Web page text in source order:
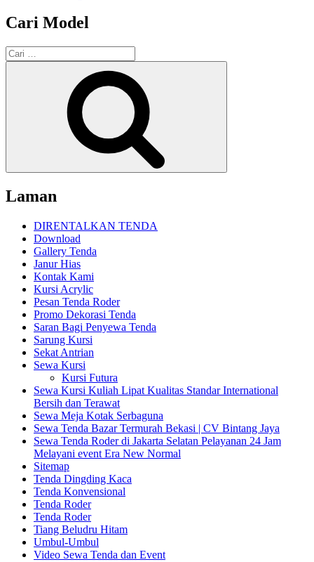
Cari Model
Pencarian
untuk:
Laman
DIRENTALKAN TENDA
Download
Gallery Tenda
Janur Hias
Kontak Kami
Kursi Acrylic
Pesan Tenda Roder
Promo Dekorasi Tenda
Saran Bagi Penyewa Tenda
Sarung Kursi
Sekat Antrian
Sewa Kursi
Kursi Futura
Sewa Kursi Kuliah Lipat Kualitas Standar International
Bersih dan Terawat
Sewa Meja Kotak Serbaguna
Sewa Tenda Bazar Termurah Bekasi | CV Bintang Jaya
Sewa Tenda Roder di Jakarta Selatan Pelayanan 24 Jam
Melayani event Era New Normal
Sitemap
Tenda Dingding Kaca
Tenda Konvensional
Tenda Roder
Tenda Roder
Tiang Beludru Hitam
Umbul-Umbul
Video Sewa Tenda dan Event